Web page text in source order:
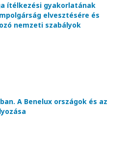
ítélkezési gyakorlatának
elvesztésére és
nemzeti szabályok
A Benelux országok és az